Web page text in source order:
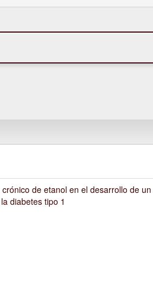
de etanol en el desarrollo de un
diabetes tipo 1